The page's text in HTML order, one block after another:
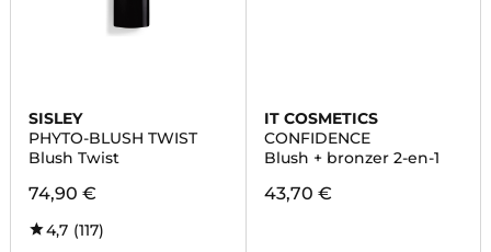
SISLEY
PHYTO-BLUSH TWIST
Blush Twist
74,90 €
4,7 (117)
IT COSMETICS
CONFIDENCE
Blush + bronzer 2-en-1
43,70 €